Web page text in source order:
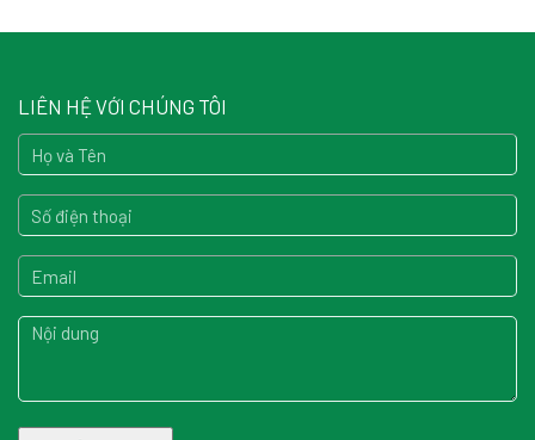
LIÊN HỆ VỚI CHÚNG TÔI